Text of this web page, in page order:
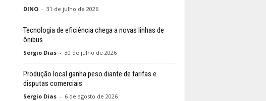
DINO - 31 de julho de 2026
Tecnologia de eficiência chega a novas linhas de
ônibus
Sergio Dias - 30 de julho de 2026
Produção local ganha peso diante de tarifas e
disputas comerciais
Sergio Dias - 6 de agosto de 2026